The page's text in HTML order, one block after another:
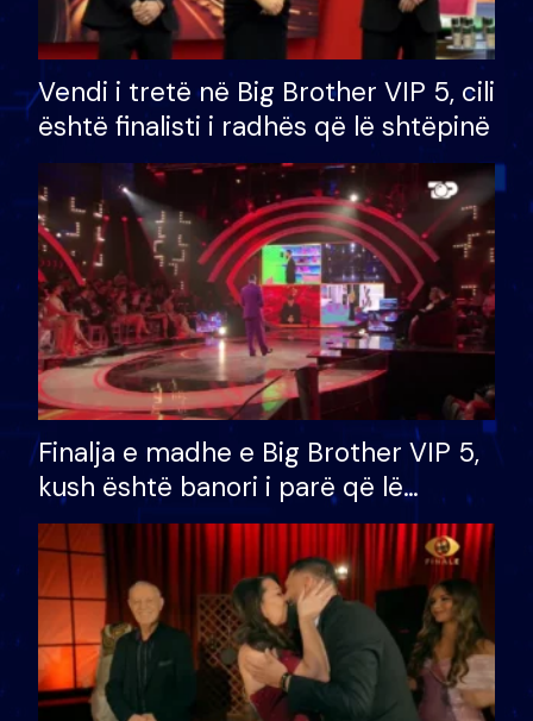
Vendi i tretë në Big Brother VIP 5, cili
është finalisti i radhës që lë shtëpinë
Finalja e madhe e Big Brother VIP 5,
kush është banori i parë që lë
shtëpinë dhe humb mundësinë për
të fituar çmimin e madh